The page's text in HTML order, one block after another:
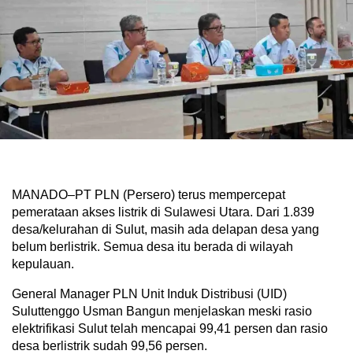
MANADO–PT PLN (Persero) terus mempercepat
pemerataan akses listrik di Sulawesi Utara. Dari 1.839
desa/kelurahan di Sulut, masih ada delapan desa yang
belum berlistrik. Semua desa itu berada di wilayah
kepulauan.
General Manager PLN Unit Induk Distribusi (UID)
Suluttenggo Usman Bangun menjelaskan meski rasio
elektrifikasi Sulut telah mencapai 99,41 persen dan rasio
desa berlistrik sudah 99,56 persen.